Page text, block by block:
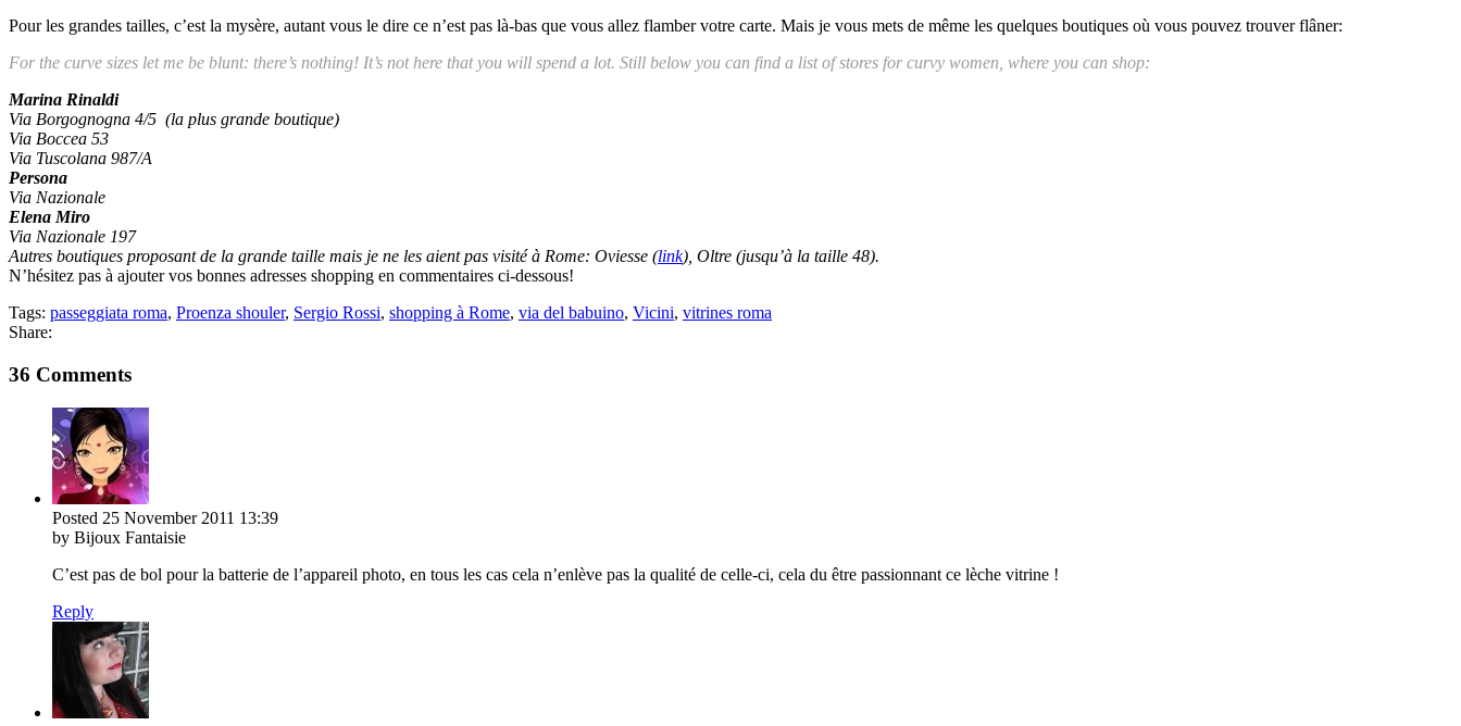
Pour les grandes tailles, c’est la mysère, autant vous le dire ce n’est pas là-bas que vous allez flamber votre carte. Mais je vous mets de même les quelques boutiques où vous pouvez trouver flâner:
For the curve sizes let me be blunt: there’s nothing! It’s not here that you will spend a lot. Still below you can find a list of stores for curvy women, where you can shop:
Marina Rinaldi
Via Borgognogna 4/5 (la plus grande boutique)
Via Boccea 53
Via Tuscolana 987/A
Persona
Via Nazionale
Elena Miro
Via Nazionale 197
Autres boutiques proposant de la grande taille mais je ne les aient pas visité à Rome: Oviesse (link), Oltre (jusqu’à la taille 48).
N’hésitez pas à ajouter vos bonnes adresses shopping en commentaires ci-dessous!
Tags: passeggiata roma, Proenza shouler, Sergio Rossi, shopping à Rome, via del babuino, Vicini, vitrines roma
Share:
36 Comments
Posted 25 November 2011 13:39
by Bijoux Fantaisie
C’est pas de bol pour la batterie de l’appareil photo, en tous les cas cela n’enlève pas la qualité de celle-ci, cela du être passionnant ce lèche vitrine !
Reply